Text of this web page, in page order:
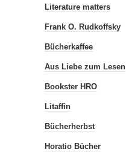
Literature matters
Frank O. Rudkoffsky
Bücherkaffee
Aus Liebe zum Lesen
Bookster HRO
Litaffin
Bücherherbst
Horatio Bücher